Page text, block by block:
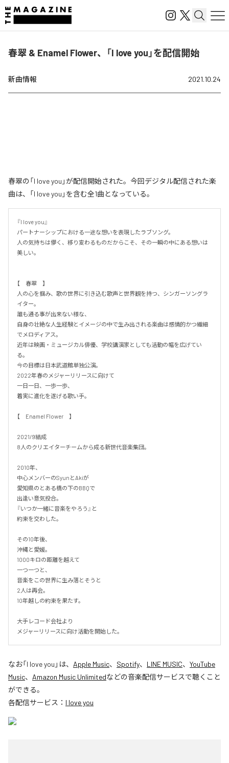
春翠 & Enamel Flower、「I love you」を配信開始
新曲情報 2021.10.24
春翠の「I love you」が配信開始された。今回デジタル配信された楽
曲は、「I love you」を含む全1曲となっている。
『I love you』
パートナーシップにおける一途な想いを表現したラブソング。
人の気持ちは儚く、移り変わるものだからこそ、その一瞬の中にある想いは
美しい。
【　春翠　】
人の心を掴み、歌の世界に引き込む歌声と世界観を持つ、シンガーソングラ
イター。
誰も通る事が出来ない様な、
自身の壮絶な人生経験とイメージの中で生み出される楽曲は感情的かつ繊細
でメロディアス。
近年は映画・ミュージカル俳優、学校講演家としても活動の幅を広げてい
る。
今の目標は日本武道館単独公演。
2022年春のメジャーリリースに向けて
一日一日、一歩一歩、
着実に進化を遂げる歌い手。
【　Enamel Flower　】
2021/9結成
8人のクリエイターチームから成る新世代音楽集団。
2010年、
中心メンバーのSyunとAkiが
愛知県のとある橋の下のBBQで
出逢い意気投合。
『いつか一緒に音楽をやろう』と
約束を交わした。
その10年後、
沖縄と愛媛。
1000キロの距離を越えて
一つ一つと、
音楽をこの世界に生み落とそうと
2人は再会。
10年越しの約束を果たす。
大手レコード会社より
メジャーリリースに向け活動を開始した。
なお「I love you 」は、 Apple Music、 Spotify、 LINE MUSIC、 YouTube
Music、 Amazon Music Unlimitedなどの音楽配信サービスで聴くこと
ができる。
各配信サービス： I love you